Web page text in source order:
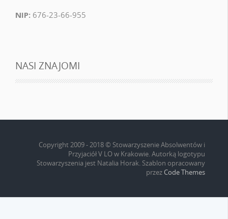
NIP: 676-23-66-955
NASI ZNAJOMI
Copyright 2009 - 2018 © Stowarzyszenie Absolwentów i
Przyjaciół V LO w Krakowie. Autorką logotypu
Stowarzyszenia jest Natalia Horak. Szablon opracowany
przezCode Themes